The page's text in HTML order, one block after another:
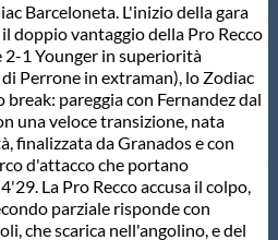
Barceloneta. L'inizio della gara
doppio vantaggio della Pro Recco
2-1 Younger in superiorità
Perrone in extraman), lo Zodiac
pareggia con Fernandez dal
una veloce transizione, nata
finalizzata da Granados e con
d'attacco che portano
La Pro Recco accusa il colpo,
parziale risponde con
che scarica nell'angolino, e del